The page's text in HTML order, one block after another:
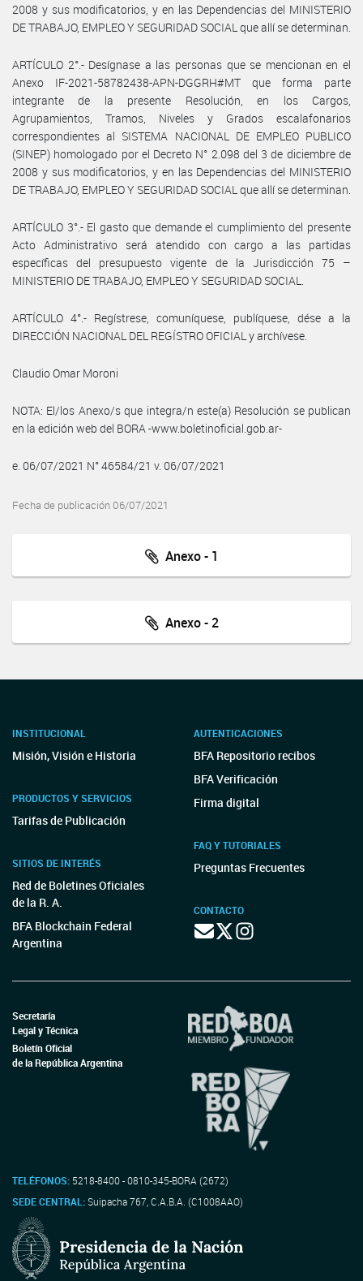
2008 y sus modificatorios, y en las Dependencias del MINISTERIO
DE TRABAJO, EMPLEO Y SEGURIDAD SOCIAL que allí se determinan.
ARTÍCULO 2°.- Desígnase a las personas que se mencionan en el
Anexo IF-2021-58782438-APN-DGGRH#MT que forma parte
integrante de la presente Resolución, en los Cargos,
Agrupamientos, Tramos, Niveles y Grados escalafonarios
correspondientes al SISTEMA NACIONAL DE EMPLEO PUBLICO
(SINEP) homologado por el Decreto N° 2.098 del 3 de diciembre de
2008 y sus modificatorios, y en las Dependencias del MINISTERIO
DE TRABAJO, EMPLEO Y SEGURIDAD SOCIAL que allí se determinan.
ARTÍCULO 3°.- El gasto que demande el cumplimiento del presente
Acto Administrativo será atendido con cargo a las partidas
específicas del presupuesto vigente de la Jurisdicción 75 –
MINISTERIO DE TRABAJO, EMPLEO Y SEGURIDAD SOCIAL.
ARTÍCULO 4°.- Regístrese, comuníquese, publíquese, dése a la
DIRECCIÓN NACIONAL DEL REGÍSTRO OFICIAL y archívese.
Claudio Omar Moroni
NOTA: El/los Anexo/s que integra/n este(a) Resolución se publican
en la edición web del BORA -www.boletinoficial.gob.ar-
e. 06/07/2021 N° 46584/21 v. 06/07/2021
Fecha de publicación 06/07/2021
Anexo - 1
Anexo - 2
INSTITUCIONAL
Misión, Visión e Historia
PRODUCTOS Y SERVICIOS
Tarifas de Publicación
SITIOS DE INTERÉS
Red de Boletines Oficiales
de la R. A.
BFA Blockchain Federal
Argentina
AUTENTICACIONES
BFA Repositorio recibos
BFA Verificación
Firma digital
FAQ Y TUTORIALES
Preguntas Frecuentes
CONTACTO
Secretaría
Legal y Técnica
Boletín Oficial
de la República Argentina
TELÉFONOS: 5218-8400 - 0810-345-BORA (2672)
SEDE CENTRAL:Suipacha 767, C.A.B.A. (C1008AAO)